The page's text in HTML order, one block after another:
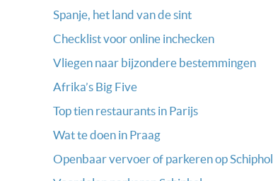
Spanje, het land van de sint
Checklist voor online inchecken
Vliegen naar bijzondere bestemmingen
Afrika’s Big Five
Top tien restaurants in Parijs
Wat te doen in Praag
Openbaar vervoer of parkeren op Schiphol